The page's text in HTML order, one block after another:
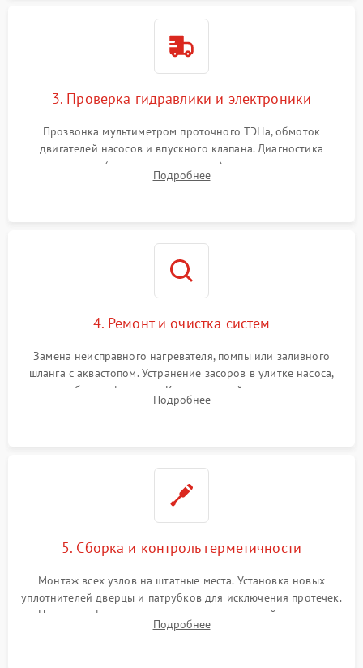
3. Проверка гидравлики и электроники
Прозвонка мультиметром проточного ТЭНа, обмоток
двигателей насосов и впускного клапана. Диагностика
прессостата (датчика уровня воды), датчика мутности,
концевика дверцы и электронного модуля управления.
Подробнее
4. Ремонт и очистка систем
Замена неисправного нагревателя, помпы или заливного
шланга с аквастопом. Устранение засоров в улитке насоса,
патрубках и фильтрах. Компонентный ремонт платы
управления, восстановление поврежденной проводки.
Подробнее
5. Сборка и контроль герметичности
Монтаж всех узлов на штатные места. Установка новых
уплотнителей дверцы и патрубков для исключения протечек.
Надежная фиксация хомутов гидравлической системы,
сборка корпуса и установка датчика поплавка.
Подробнее